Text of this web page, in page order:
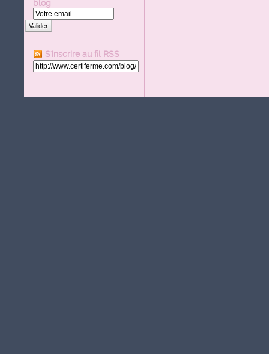
blog
Valider
S'inscrire au fil RSS